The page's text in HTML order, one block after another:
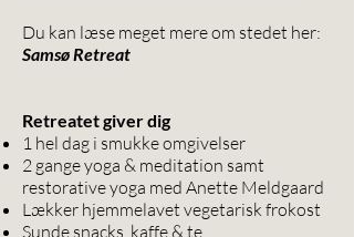
Du kan læse meget mere om stedet her:
Samsø Retreat
Retreatet giver dig
1 hel dag i smukke omgivelser
2 gange yoga & meditation samt
restorative yoga med Anette Meldgaard
Lækker hjemmelavet vegetarisk frokost
Sunde snacks, kaffe & te